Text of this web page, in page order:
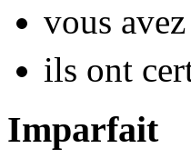
vous
ils ont
Imparfait